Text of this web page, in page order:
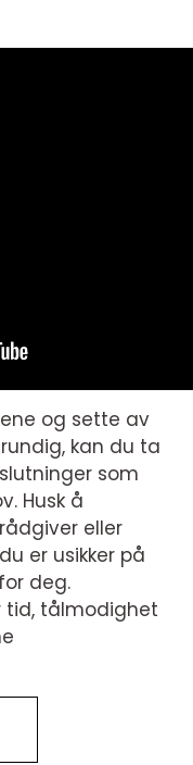
og sette av
kan du ta
som
Husk å
eller
er usikker på
deg.
tid, tålmodighet